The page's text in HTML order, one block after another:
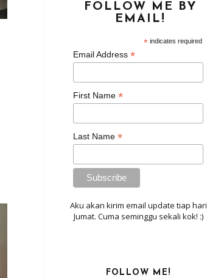
FOLLOW ME BY
EMAIL!
* indicates required
Email Address *
First Name *
Last Name *
Aku akan kirim email update tiap hari
Jumat. Cuma seminggu sekali kok! :)
FOLLOW ME!